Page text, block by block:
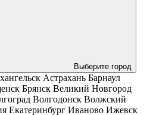
Выберите город
Астрахань Барнаул
Брянск Великий Новгород
Волгодонск Волжский
Екатеринбург Иваново Ижевск